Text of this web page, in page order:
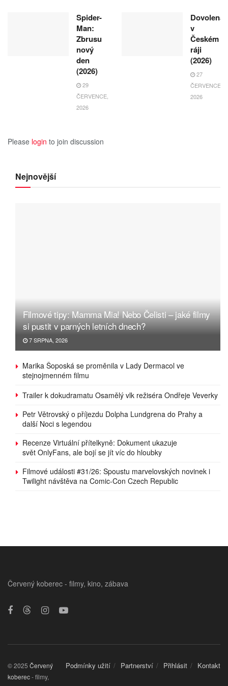
Spider-
Man:
Zbrusu
nový
den
(2026)
29
ČERVENCE,
2026
Dovolená
v
Českém
ráji
(2026)
27
ČERVENCE,
2026
Please login to join discussion
Nejnovější
Filmové tipy: Mamma Mia! Nebo Čelisti – jaké filmy
si pustit v parných letních dnech?
7 SRPNA, 2026
Marika Šoposká se proměnila v Lady Dermacol ve
stejnojmenném filmu
Trailer k dokudramatu Osamělý vlk režiséra Ondřeje Veverky
Petr Větrovský o příjezdu Dolpha Lundgrena do Prahy a
další Noci s legendou
Recenze Virtuální přítelkyně: Dokument ukazuje
svět OnlyFans, ale bojí se jít víc do hloubky
Filmové události #31/26: Spoustu marvelovských novinek i
Twilight návštěva na Comic-Con Czech Republic
Červený koberec - filmy, kino, zábava
Podmínky užití Partnerství Přihlásit Kontakt
© 2025 Červený
koberec- filmy,